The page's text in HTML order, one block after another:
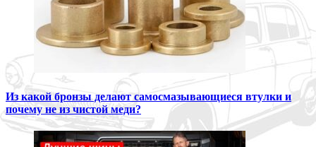
Из какой бронзы делают самосмазывающиеся втулки и
почему не из чистой меди?